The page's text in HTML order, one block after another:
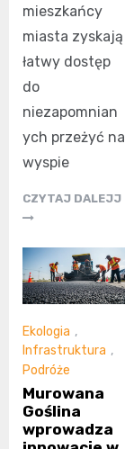
mieszkańcy
miasta zyskają
łatwy dostęp
do
niezapomnian
ych przeżyć na
wyspie
CZYTAJ DALEJJ
Ekologia ,
Infrastruktura ,
Podróże
Murowana
Goślina
wprowadza